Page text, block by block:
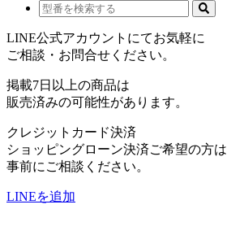
LINE公式アカウントにてお気軽に
ご相談・お問合せください。
掲載7日以上の商品は
販売済みの可能性があります。
クレジットカード決済
ショッピングローン決済ご希望の方は
事前にご相談ください。
LINEを追加